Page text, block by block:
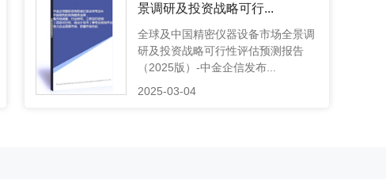
景调研及投资战略可行...
全球及中国精密仪器设备市场全景调
研及投资战略可行性评估预测报告
（2025版）-中金企信发布...
2025-03-04